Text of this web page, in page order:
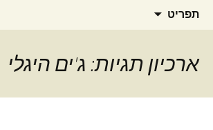
תפריט
ארכיון תגיות: ג'ים היגלי